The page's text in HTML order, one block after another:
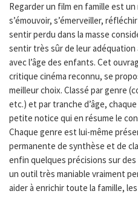
Regarder un film en famille est
s’émouvoir, s’émerveiller,
sentir perdu dans la masse
sentir très sûr de leur adéquation
avec l’âge des enfants. Cet
critique cinéma reconnu, se
meilleur choix. Classé par genre
etc.) et par tranche d’âge,
petite notice qui en résume le
Chaque genre est lui-même
permanente de synthèse et de
enfin quelques précisions sur
un outil très maniable vraiment
aider à enrichir toute la famille,